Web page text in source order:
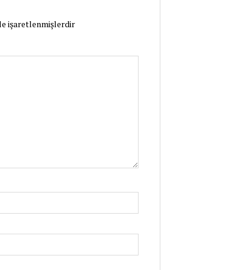
işaretlenmişlerdir